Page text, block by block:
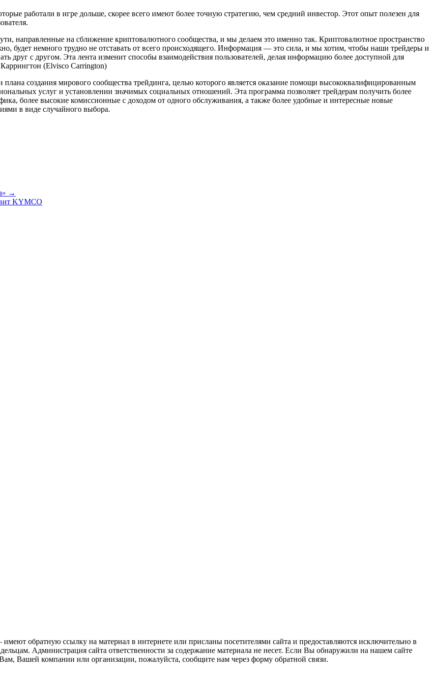
работали в игре дольше, скорее всего имеют более точную стратегию, чем средний инвестор. Этот опыт полезен для
направленные на сближение криптовалютного сообщества, и мы делаем это именно так. Криптовалютное пространство
будет немного трудно не отставать от всего происходящего. Информация — это сила, и мы хотим, чтобы наши трейдеры и
друг с другом. Эта лента изменит способы взаимодействия пользователей, делая информацию более доступной для
(Elvisco Carrington)
создания мирового сообщества трейдинга, целью которого является оказание помощи высококвалифицированным
услуг и установлении значимых социальных отношений. Эта программа позволяет трейдерам получить более
более высокие комиссионные с доходом от одного обслуживания, а также более удобные и интересные новые
в виде случайного выбора.
→
KYMCO
обратную ссылку на материал в интернете или присланы посетителями сайта и предоставляются исключительно в
Администрация сайта ответственности за содержание материала не несет. Если Вы обнаружили на нашем сайте
Вашей компании или организации, пожалуйста, сообщите нам через форму обратной связи.